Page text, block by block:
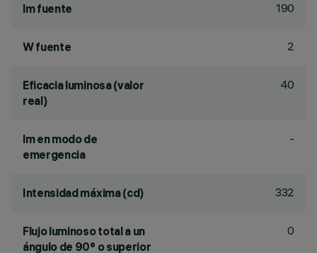
lm fuente 190
W fuente 2
Eficacia luminosa (valor
real)
40
lm en modo de
emergencia
-
Intensidad máxima (cd) 332
Flujo luminoso total a un
ángulo de 90° o superior
0